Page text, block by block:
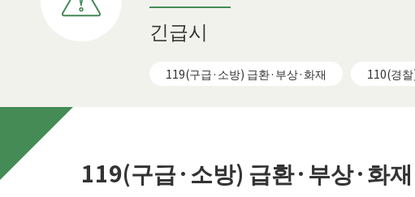
긴급시
119(구급·소방) 급환·부상·화재 110(경
119(구급·소방) 급환·부상·화재